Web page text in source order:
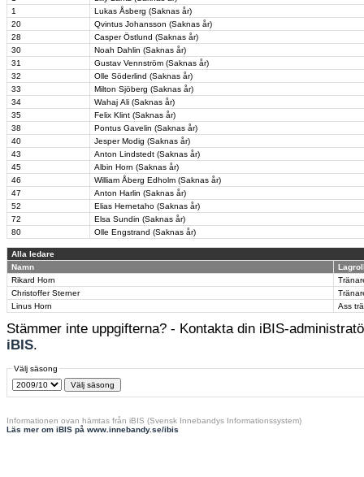
1
Lukas Åsberg (Saknas år)
20
Qvintus Johansson (Saknas år)
28
Casper Östlund (Saknas år)
30
Noah Dahlin (Saknas år)
31
Gustav Vennström (Saknas år)
32
Olle Söderlind (Saknas år)
33
Milton Sjöberg (Saknas år)
34
Wahaj Ali (Saknas år)
35
Felix Klint (Saknas år)
38
Pontus Gavelin (Saknas år)
40
Jesper Modig (Saknas år)
43
Anton Lindstedt (Saknas år)
45
Albin Horn (Saknas år)
46
William Åberg Edholm (Saknas år)
47
Anton Harlin (Saknas år)
52
Elias Hernetaho (Saknas år)
72
Elsa Sundin (Saknas år)
80
Olle Engstrand (Saknas år)
Alla ledare
Namn
Rikard Horn
Christoffer Sterner
Linus Horn
Ass
Stämmer inte uppgifterna? - Kontakta din iBIS-
iBIS.
Välj säsong
Informationen ovan hämtas från iBIS (Svensk Innebandys Informationssystem)
Läs mer om iBIS på www.innebandy.se/ibis